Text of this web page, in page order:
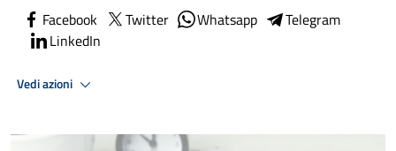
Facebook Twitter Whatsapp
Telegram
LinkedIn
Vedi azioni